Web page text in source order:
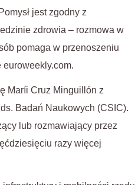
jest zgodny z
zdrowia – rozmowa w
pomaga w przenoszeniu
euroweekly.com.
Maríi Cruz Minguillón z
Badań Naukowych (CSIC).
lub rozmawiający przez
razy więcej